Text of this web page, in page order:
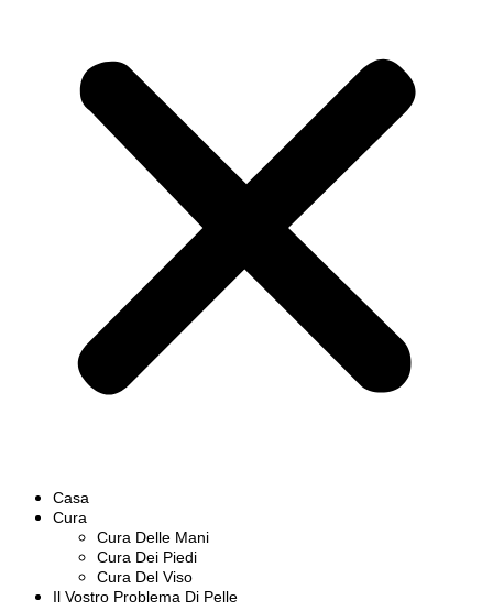
Casa
Cura
Cura Delle Mani
Cura Dei Piedi
Cura Del Viso
Il Vostro Problema Di Pelle